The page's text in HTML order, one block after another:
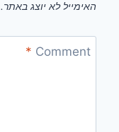
האימייל לא יוצג באתר.
Comment
*